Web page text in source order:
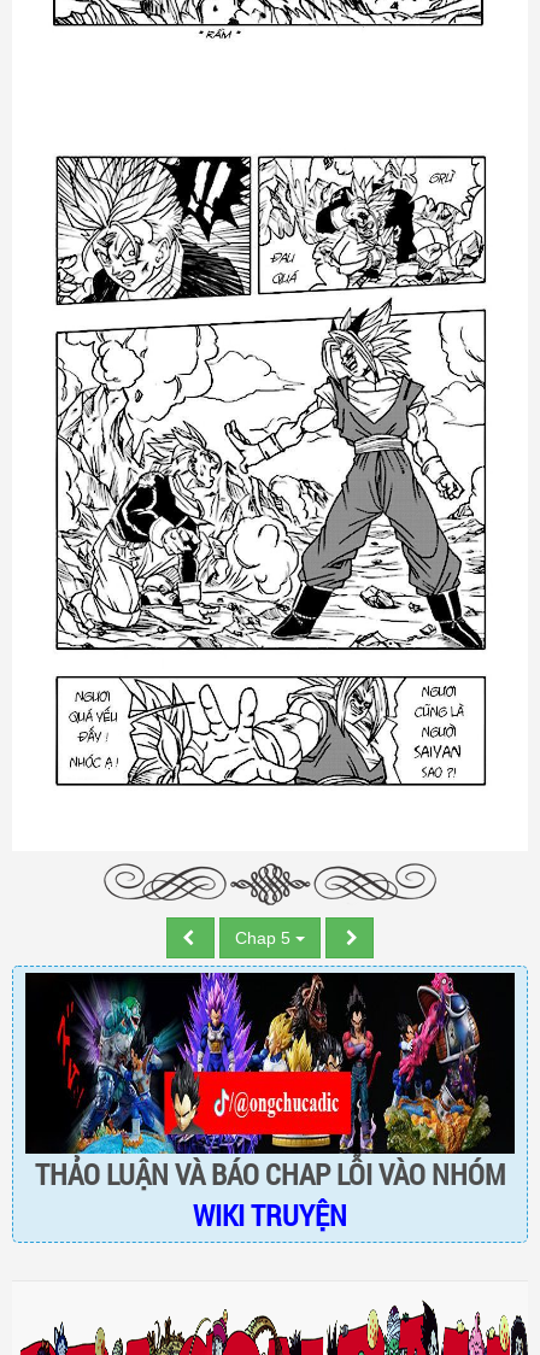
Chap 5
THẢO LUẬN VÀ BÁO CHAP LỖI VÀO NHÓM
WIKI TRUYỆN